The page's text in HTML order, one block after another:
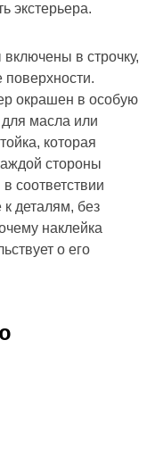
экстерьера.
в строчку,
поверхности.
окрашен в особую
для масла или
которая
стороны
соответствии
деталям, без
наклейка
о его